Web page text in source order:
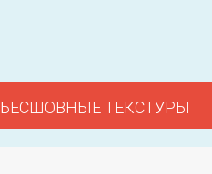
БЕСШОВНЫЕ ТЕКСТУРЫ